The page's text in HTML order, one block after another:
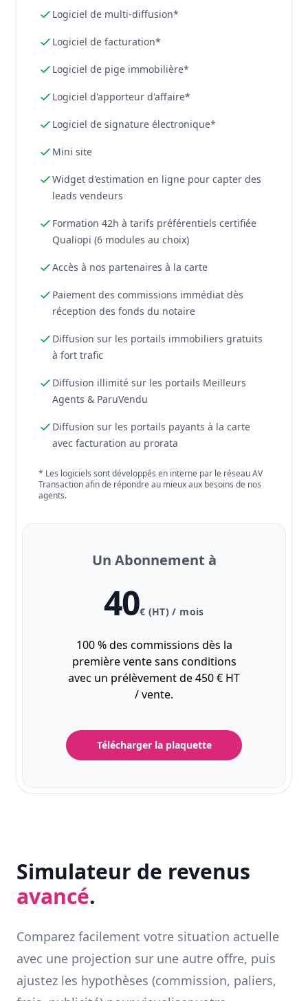
Logiciel de multi-diffusion*
Logiciel de facturation*
Logiciel de pige immobilière*
Logiciel d'apporteur d'affaire*
Logiciel de signature électronique*
Mini site
Widget d'estimation en ligne pour capter des
leads vendeurs
Formation 42h à tarifs préférentiels certifiée
Qualiopi (6 modules au choix)
Accès à nos partenaires à la carte
Paiement des commissions immédiat dès
réception des fonds du notaire
Diffusion sur les portails immobiliers gratuits
à fort trafic
Diffusion illimité sur les portails Meilleurs
Agents & ParuVendu
Diffusion sur les portails payants à la carte
avec facturation au prorata
* Les logiciels sont développés en interne par le réseau AV
Transaction afin de répondre au mieux aux besoins de nos
agents.
Un Abonnement à
40€ (HT) / mois
100 % des commissions dès la
première vente sans conditions
avec un prélèvement de 450 € HT
/ vente.
Télécharger la plaquette
Simulateur de revenus
avancé.
Comparez facilement votre situation actuelle
avec une projection sur une autre offre, puis
ajustez les hypothèses (commission, paliers,